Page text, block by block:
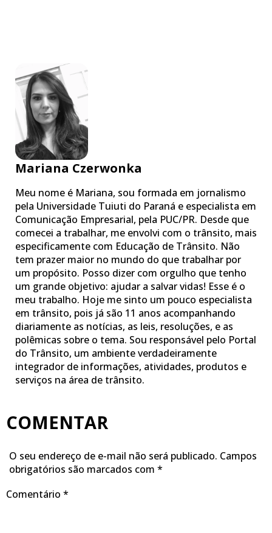
Mariana Czerwonka
Meu nome é Mariana, sou formada em jornalismo
pela Universidade Tuiuti do Paraná e especialista em
Comunicação Empresarial, pela PUC/PR. Desde que
comecei a trabalhar, me envolvi com o trânsito, mais
especificamente com Educação de Trânsito. Não
tem prazer maior no mundo do que trabalhar por
um propósito. Posso dizer com orgulho que tenho
um grande objetivo: ajudar a salvar vidas! Esse é o
meu trabalho. Hoje me sinto um pouco especialista
em trânsito, pois já são 11 anos acompanhando
diariamente as notícias, as leis, resoluções, e as
polêmicas sobre o tema. Sou responsável pelo Portal
do Trânsito, um ambiente verdadeiramente
integrador de informações, atividades, produtos e
serviços na área de trânsito.
COMENTAR
O seu endereço de e-mail não será publicado. Campos
obrigatórios são marcados com *
Comentário *